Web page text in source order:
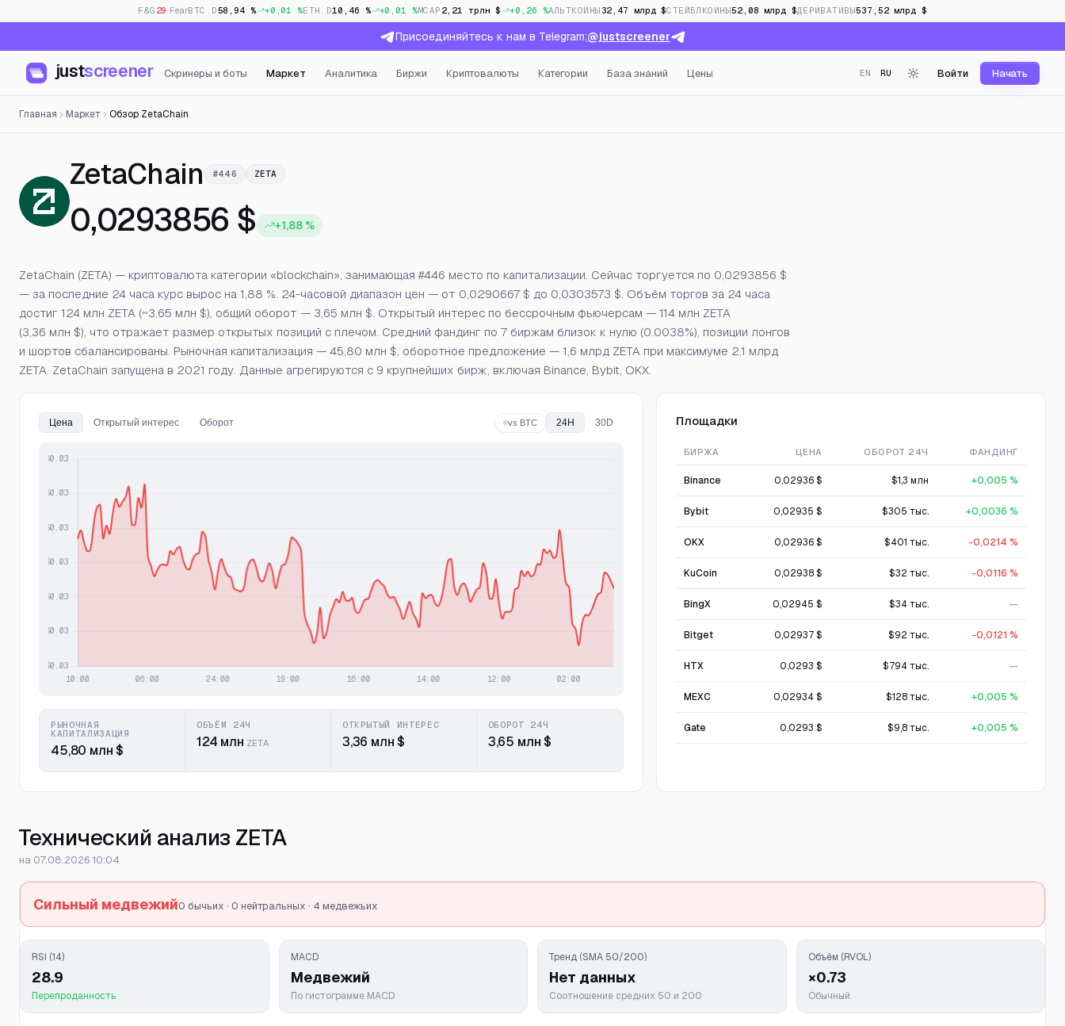
F&G 29· FearBTC.D58,94 % +0,01 %ETH.D10,46 % +0,01 %MCAP 2,21 трлн $ +0,26 %АЛЬТКОИНЫ 32,47 млрд $СТЕЙБЛКОИНЫ52,08 млрд $ДЕРИВАТИВЫ537,52 млрд $
Присоединяйтесь к нам в Telegram:@justscreener
justscreener Скринеры и боты Маркет Аналитика Биржи Криптовалюты Категории База знаний Цены EN RU Войти Начать
Главная Маркет Обзор ZetaChain
ZetaChain — Цена, открытый интерес и фандинг в реальном времени
#446 ZETA
0,0293856 $ +1,88 %
ZetaChain (ZETA) — криптовалюта категории «blockchain», занимающая #446 место по капитализации. Сейчас торгуется по 0,0293856 $
— за последние 24 часа курс вырос на 1,88 %. 24-часовой диапазон цен — от 0,0290667 $ до 0,0303573 $. Объём торгов за 24 часа
достиг 124 млн ZETA (~3,65 млн $), общий оборот — 3,65 млн $. Открытый интерес по бессрочным фьючерсам — 114 млн ZETA
(3,36 млн $), что отражает размер открытых позиций с плечом. Средний фандинг по 7 биржам близок к нулю (0.0038%), позиции лонгов
и шортов сбалансированы. Рыночная капитализация — 45,80 млн $, оборотное предложение — 1,6 млрд ZETA при максимуме 2,1 млрд
ZETA. ZetaChain запущена в 2021 году. Данные агрегируются с 9 крупнейших бирж, включая Binance, Bybit, OKX.
Цена Открытый интерес Оборот vs BTC 24H 30D
РЫНОЧНАЯ
КАПИТАЛИЗАЦИЯ
45,80 млн $
ОБЪЁМ 24Ч
124 млн ZETA
ОТКРЫТЫЙ ИНТЕРЕС
3,36 млн $
ОБОРОТ 24Ч
3,65 млн $
Площадки
БИРЖА ЦЕНА ОБОРОТ 24Ч ФАНДИНГ
Binance 0,02936 $ $1,3 млн +0,005 %
Bybit 0,02935 $ $305 тыс. +0,0036 %
OKX 0,02936 $ $401 тыс. -0,0214 %
KuCoin 0,02938 $ $32 тыс. -0,0116 %
BingX 0,02945 $ $34 тыс. —
Bitget 0,02937 $ $92 тыс. -0,0121 %
HTX 0,0293 $ $794 тыс. —
MEXC 0,02934 $ $128 тыс. +0,005 %
Gate 0,0293 $ $9,8 тыс. +0,005 %
Технический анализ ZETA
на 07.08.2026 10:04
Сильный медвежий0 бычьих · 0 нейтральных · 4 медвежьих
RSI (14)
28.9
Перепроданность
MACD
Медвежий
По гистограмме MACD
Тренд (SMA 50/200)
Нет данных
Соотношение средних 50 и 200
Объём (RVOL)
×0.73
Обычный